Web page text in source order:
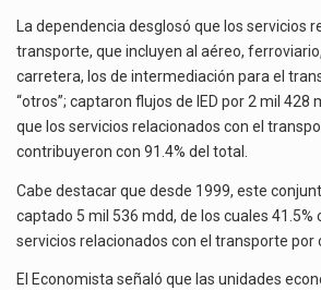
La dependencia desglosó que los servicios
transporte, que incluyen al aéreo,
carretera, los de intermediación para el
“otros”; captaron flujos de IED por 2 mil 428
que los servicios relacionados con el
contribuyeron con 91.4% del total.
Cabe destacar que desde 1999, este
captado 5 mil 536 mdd, de los cuales 41.5%
servicios relacionados con el transporte por
El Economista señaló que las unidades